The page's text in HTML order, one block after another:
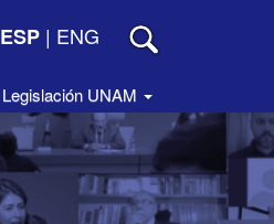
ESP | ENG
Legislación UNAM